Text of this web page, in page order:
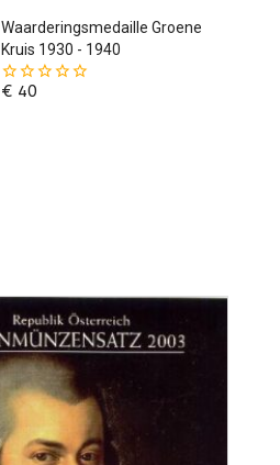
de
5
Waarderingsmedaille Groene
Kruis 1930 - 1940
0
€ 40